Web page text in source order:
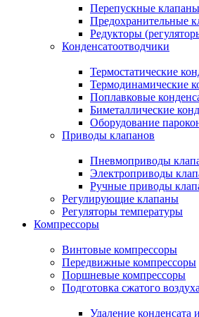
Перепускные клапаны
Предохранительные
Редукторы
Конденсатоотводчики
Термостатические
Термодинамические
Поплавковые
Биметаллические
Оборудование
Приводы клапанов
Пневмоприводы
Электроприводы
Ручные приводы
Регулирующие клапаны
Регуляторы температуры
Компрессоры
Винтовые компрессоры
Передвижные компрессоры
Поршневые компрессоры
Подготовка сжатого воздуха
Удаление конденсата